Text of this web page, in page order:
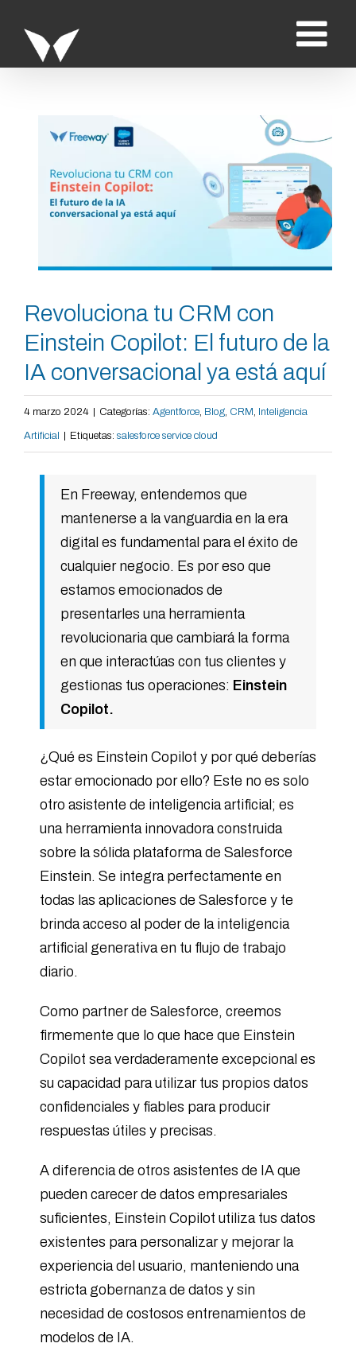
contenido
más
grande
Revoluciona tu CRM con
Einstein Copilot: El futuro de la
IA conversacional ya está aquí
4 marzo 2024 Categorías: Agentforce, Blog, CRM , Inteligencia
Artificial Etiquetas: salesforce service cloud
En Freeway, entendemos que
mantenerse a la vanguardia en la era
digital es fundamental para el éxito de
cualquier negocio. Es por eso que
estamos emocionados de
presentarles una herramienta
revolucionaria que cambiará la forma
en que interactúas con tus clientes y
gestionas tus operaciones: Einstein
Copilot.
¿Qué es Einstein Copilot y por qué deberías
estar emocionado por ello? Este no es solo
otro asistente de inteligencia artificial; es
una herramienta innovadora construida
sobre la sólida plataforma de Salesforce
Einstein. Se integra perfectamente en
todas las aplicaciones de Salesforce y te
brinda acceso al poder de la inteligencia
artificial generativa en tu flujo de trabajo
diario.
Como partner de Salesforce, creemos
firmemente que lo que hace que Einstein
Copilot sea verdaderamente excepcional es
su capacidad para utilizar tus propios datos
confidenciales y fiables para producir
respuestas útiles y precisas.
A diferencia de otros asistentes de IA que
pueden carecer de datos empresariales
suficientes, Einstein Copilot utiliza tus datos
existentes para personalizar y mejorar la
experiencia del usuario, manteniendo una
estricta gobernanza de datos y sin
necesidad de costosos entrenamientos de
modelos de IA.